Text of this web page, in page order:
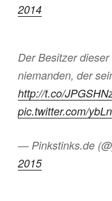
2014
Der Besitzer
niemanden, der
http://t.co/
pic.twitter.com/
— Pinkstinks.de
2015